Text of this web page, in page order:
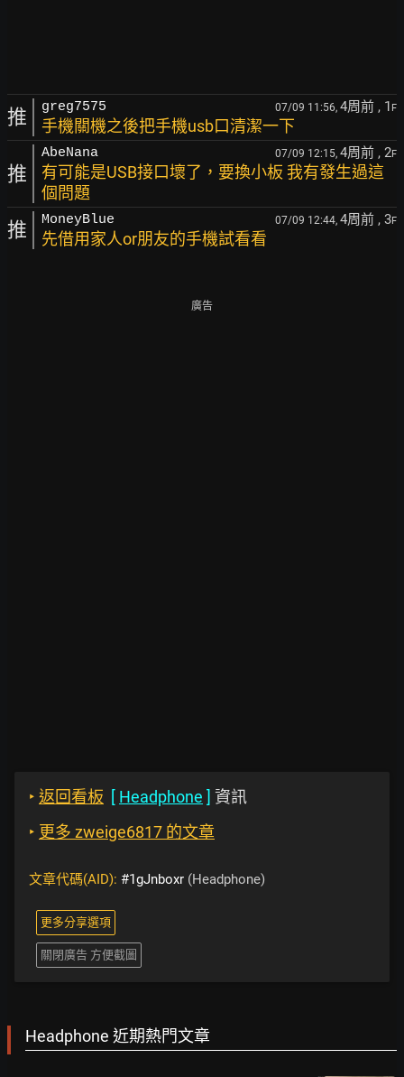
推 greg7575 07/09 11:56, 4周前 , 1 F
手機關機之後把手機usb口清潔一下
推
AbeNana 07/09 12:15, 4周前 , 2F
有可能是USB接口壞了，要換小板 我有發生過這
個問題
推 MoneyBlue 07/09 12:44, 4周前 , 3F
先借用家人or朋友的手機試看看
廣告
‣ 返回看板 [ Headphone ] 資訊
‣ 更多 zweige6817 的文章
文章代碼(AID): #1gJnboxr (Headphone)
更多分享選項
關閉廣告 方便截圖
Headphone 近期熱門文章